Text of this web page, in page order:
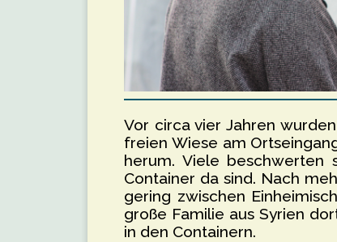
Vor circa vier Jahren
freien Wiese am
herum. Viele beschwerten
Container da sind. Nach
gering zwischen
große Familie aus Syrien
in den Containern.